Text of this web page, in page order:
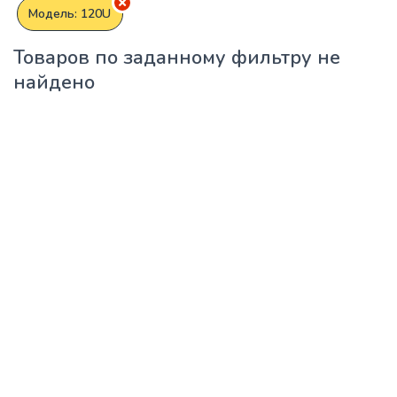
Модель: 120U
Товаров по заданному фильтру не
найдено